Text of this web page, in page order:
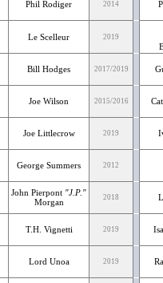
Phil Rodiger 2014
Le Scelleur 2019
Bill Hodges 2017/2019
Joe Wilson 2015/2016
Joe Littlecrow 2019
George Summers 2012
John Pierpont "J.P."
Morgan
2018
T.H. Vignetti 2019
Lord Unoa 2019